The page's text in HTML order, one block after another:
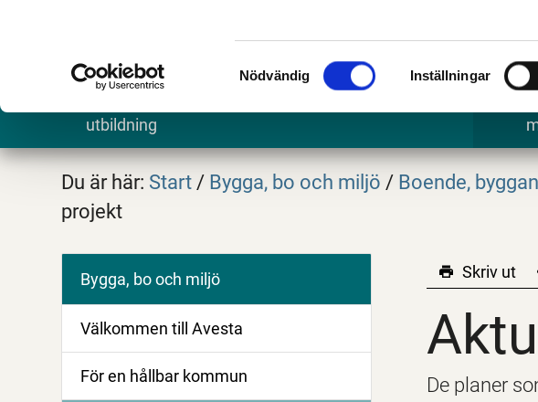
Samtyckesval
Nödvändig Inställningar
utbildning
Du är här: Start / Bygga, bo och miljö / Boende,
projekt
Bygga, bo och miljö
Välkommen till Avesta
För en hållbar kommun
Skriv ut
De planer